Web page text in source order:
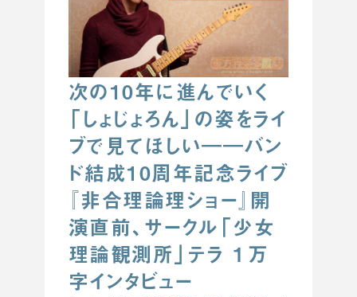
次の10年に進んでいく
「しょじょろん」の姿をライ
ブで見てほしい――バン
ド結成10周年記念ライブ
『非合理論理ショー』開
演直前、サークル「少女
理論観測所」テラ １万
字インタビュー